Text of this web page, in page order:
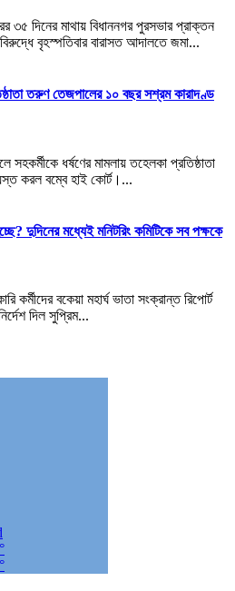
দিনের মাথায় বিধাননগর পুরসভার প্রাক্তন
বিরুদ্ধে বৃহস্পতিবার বারাসত আদালতে জমা...
তরুণ তেজপালের ১০ বছর সশ্রম কারাদণ্ড
ধর্ষণের মামলায় তহেলকা প্রতিষ্ঠাতা
করল বম্বে হাই কোর্ট।...
দুদিনের মধ্যেই মনিটরিং কমিটিকে সব পক্ষকে
বকেয়া মহার্ঘ ভাতা সংক্রান্ত রিপোর্ট
দিল সুপ্রিম...